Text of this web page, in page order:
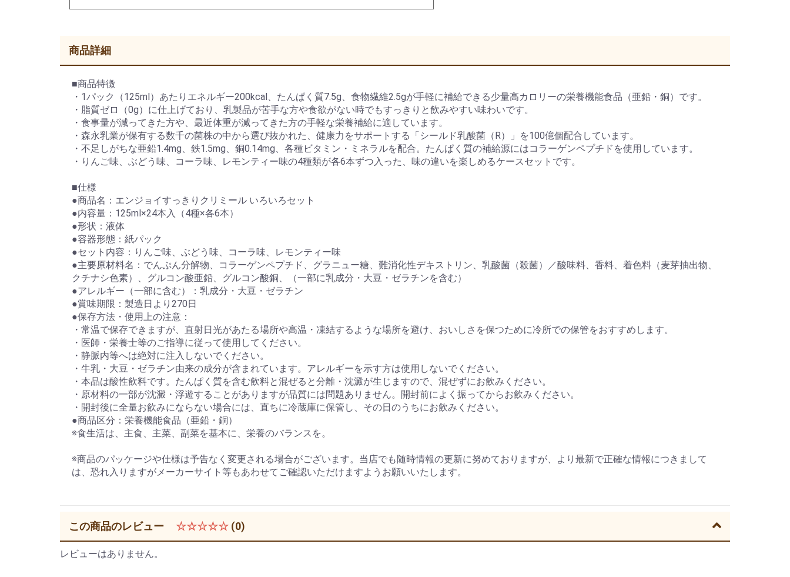
商品詳細
■商品特徴
・1パック（125ml）あたりエネルギー200kcal、たんぱく質7.5g、食物繊維2.5gが手軽に補給できる少量高カロリーの栄養機能食品（亜鉛・銅）です。
・脂質ゼロ（0g）に仕上げており、乳製品が苦手な方や食欲がない時でもすっきりと飲みやすい味わいです。
・食事量が減ってきた方や、最近体重が減ってきた方の手軽な栄養補給に適しています。
・森永乳業が保有する数千の菌株の中から選び抜かれた、健康力をサポートする「シールド乳酸菌（R）」を100億個配合しています。
・不足しがちな亜鉛1.4mg、鉄1.5mg、銅0.14mg、各種ビタミン・ミネラルを配合。たんぱく質の補給源にはコラーゲンペプチドを使用しています。
・りんご味、ぶどう味、コーラ味、レモンティー味の4種類が各6本ずつ入った、味の違いを楽しめるケースセットです。
■仕様
●商品名：エンジョイすっきりクリミール いろいろセット
●内容量：125ml×24本入（4種×各6本）
●形状：液体
●容器形態：紙パック
●セット内容：りんご味、ぶどう味、コーラ味、レモンティー味
●主要原材料名：でんぷん分解物、コラーゲンペプチド、グラニュー糖、難消化性デキストリン、乳酸菌（殺菌）／酸味料、香料、着色料（麦芽抽出物、
クチナシ色素）、グルコン酸亜鉛、グルコン酸銅、（一部に乳成分・大豆・ゼラチンを含む）
●アレルギー（一部に含む）：乳成分・大豆・ゼラチン
●賞味期限：製造日より270日
●保存方法・使用上の注意：
・常温で保存できますが、直射日光があたる場所や高温・凍結するような場所を避け、おいしさを保つために冷所での保管をおすすめします。
・医師・栄養士等のご指導に従って使用してください。
・静脈内等へは絶対に注入しないでください。
・牛乳・大豆・ゼラチン由来の成分が含まれています。アレルギーを示す方は使用しないでください。
・本品は酸性飲料です。たんぱく質を含む飲料と混ぜると分離・沈澱が生じますので、混ぜずにお飲みください。
・原材料の一部が沈澱・浮遊することがありますが品質には問題ありません。開封前によく振ってからお飲みください。
・開封後に全量お飲みにならない場合には、直ちに冷蔵庫に保管し、その日のうちにお飲みください。
●商品区分：栄養機能食品（亜鉛・銅）
※食生活は、主食、主菜、副菜を基本に、栄養のバランスを。
※商品のパッケージや仕様は予告なく変更される場合がございます。当店でも随時情報の更新に努めておりますが、より最新で正確な情報につきまして
は、恐れ入りますがメーカーサイト等もあわせてご確認いただけますようお願いいたします。
この商品のレビュー ☆☆☆☆☆ (0)
レビューはありません。